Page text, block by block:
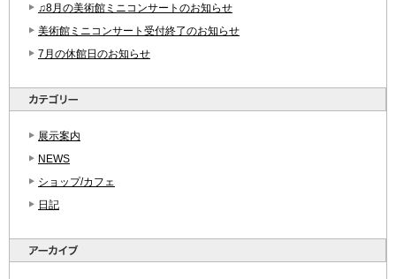
♫8月の美術館ミニコンサートのお知らせ
美術館ミニコンサート受付終了のお知らせ
7月の休館日のお知らせ
展示案内
NEWS
ショップ/カフェ
日記